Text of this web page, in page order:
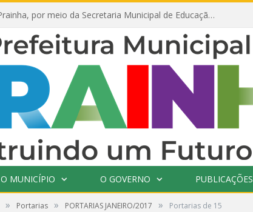
Prefeitura de Prainha, por meio da Secretaria Municipal de Educação, abre 354 vagas na área da Educação para 2025 com processo seletivo simplificado
O MUNICÍPIO O GOVERNO PUBLICAÇÕES
» Portarias » PORTARIAS JANEIRO/2017 » Portarias de 15